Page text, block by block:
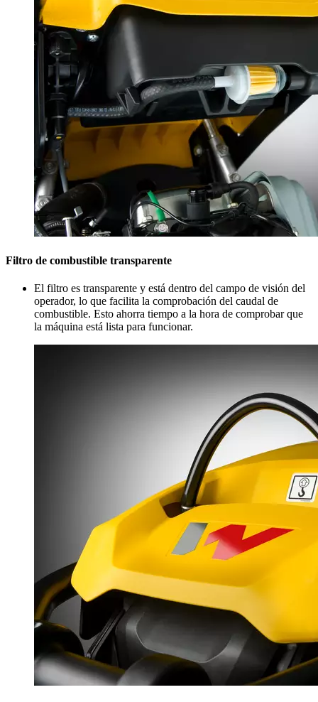
Filtro de combustible transparente
El filtro es transparente y está dentro del campo de visión del
operador, lo que facilita la comprobación del caudal de
combustible. Esto ahorra tiempo a la hora de comprobar que
la máquina está lista para funcionar.